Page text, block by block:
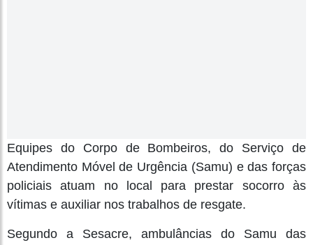
Equipes do Corpo de Bombeiros, do Serviço de
Atendimento Móvel de Urgência (Samu) e das forças
policiais atuam no local para prestar socorro às
vítimas e auxiliar nos trabalhos de resgate.
Segundo a Sesacre, ambulâncias do Samu das